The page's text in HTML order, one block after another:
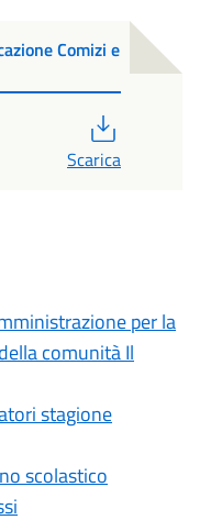
Comizi e
Scarica
per la
comunità Il
stagione
scolastico